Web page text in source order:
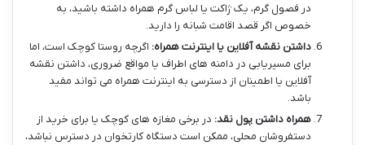
در فصول گرم، یک ژاکت یا لباس گرم همراه داشته باشید، به
خصوص اگر قصد اقامت شبانه را دارید.
داشتن نقشه آفلاین یا اینترنت همراه: اگرچه روستا کوچک است، اما
برای مسیریابی در دامنه های اطراف یا مواقع ضروری، داشتن نقشه
آفلاین یا اطمینان از دسترسی به اینترنت همراه می تواند مفید
باشد.
همراه داشتن پول نقد: در برخی مغازه های کوچک یا برای خرید از
دستفروشان محلی، ممکن است دستگاه کارتخوان در دسترس نباشد،